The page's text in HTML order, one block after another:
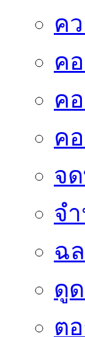
ค
ค
ค
ค
จ
จ
ฉ
ดู
ต